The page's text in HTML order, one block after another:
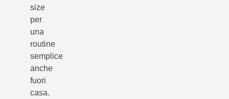
size
per
una
routine
semplice
anche
fuori
casa.